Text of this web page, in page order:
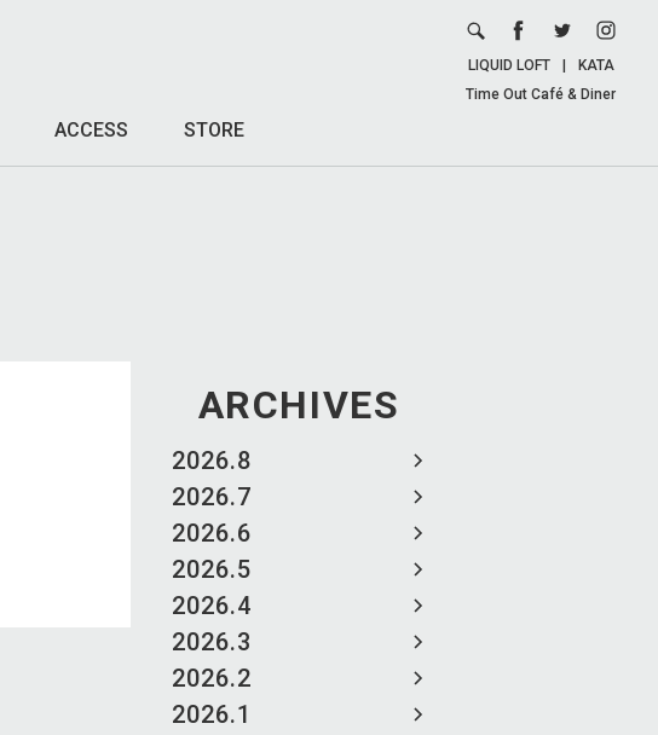
ACCESS STORE
LIQUID LOFT
KATA
Time Out Café & Diner
ARCHIVES
2026.8
2026.7
2026.6
2026.5
2026.4
2026.3
2026.2
2026.1